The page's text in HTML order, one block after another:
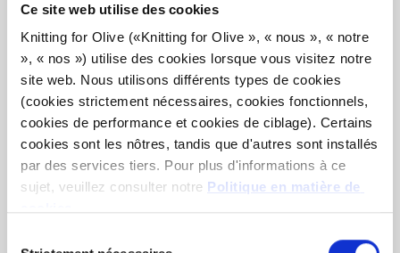
Ce site web utilise des cookies
Knitting for Olive («Knitting for Olive », « nous », « notre
», « nos ») utilise des cookies lorsque vous visitez notre
site web. Nous utilisons différents types de cookies
(cookies strictement nécessaires, cookies fonctionnels,
cookies de performance et cookies de ciblage). Certains
cookies sont les nôtres, tandis que d'autres sont installés
par des services tiers. Pour plus d'informations à ce
sujet, veuillez consulter notre Politique en matière de
KNITTING FOR OLIVE